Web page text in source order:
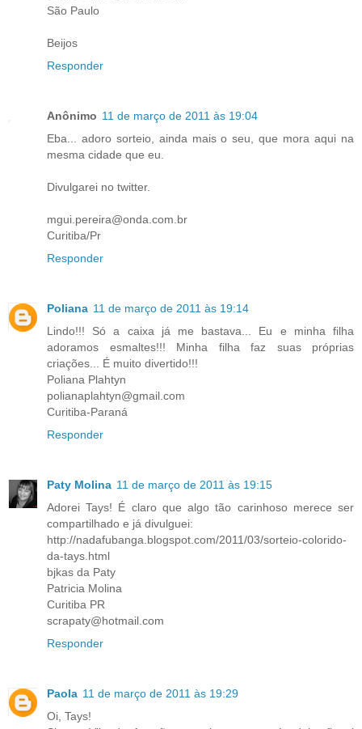
São Paulo
Beijos
Responder
Anônimo 11 de março de 2011 às 19:04
Eba... adoro sorteio, ainda mais o seu, que mora aqui na
mesma cidade que eu.
Divulgarei no twitter.
mgui.pereira@onda.com.br
Curitiba/Pr
Responder
Poliana 11 de março de 2011 às 19:14
Lindo!!! Só a caixa já me bastava... Eu e minha filha
adoramos esmaltes!!! Minha filha faz suas próprias
criações... É muito divertido!!!
Poliana Plahtyn
polianaplahtyn@gmail.com
Curitiba-Paraná
Responder
Paty Molina 11 de março de 2011 às 19:15
Adorei Tays! É claro que algo tão carinhoso merece ser
compartilhado e já divulguei:
http://nadafubanga.blogspot.com/2011/03/sorteio-colorido-
da-tays.html
bjkas da Paty
Patricia Molina
Curitiba PR
scrapaty@hotmail.com
Responder
Paola 11 de março de 2011 às 19:29
Oi, Tays!